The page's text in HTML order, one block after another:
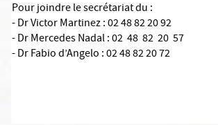
Pour joindre le secrétariat du :
- Dr Victor Martinez : 02 48 82 20 92
- Dr Mercedes Nadal : 02 48 82 20 57
- Dr Fabio d’Angelo : 02 48 82 20 72